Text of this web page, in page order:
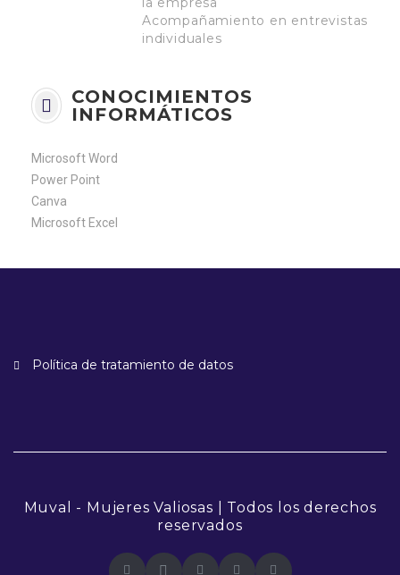
Acompañamiento en entrevistas
individuales
CONOCIMIENTOS
INFORMÁTICOS
Microsoft Word
Power Point
Canva
Microsoft Excel
Política de tratamiento de datos
Muval - Mujeres Valiosas | Todos los derechos
reservados